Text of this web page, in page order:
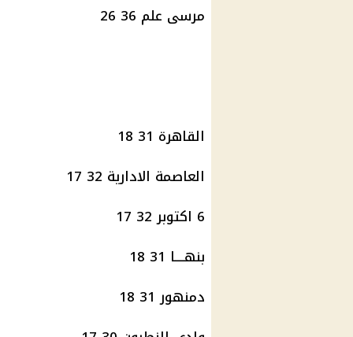
مرسى علم 36 26
القاهرة 31 18
العاصمة الادارية 32 17
6 اكتوبر 32 17
بنهــــا 31 18
دمنهور 31 18